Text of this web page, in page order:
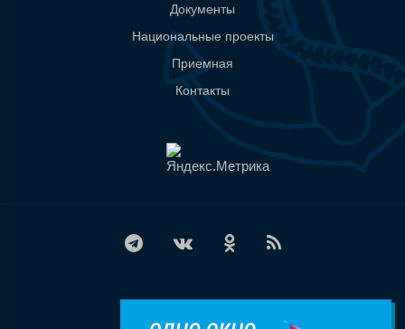
Документы
Национальные проекты
Приемная
Контакты